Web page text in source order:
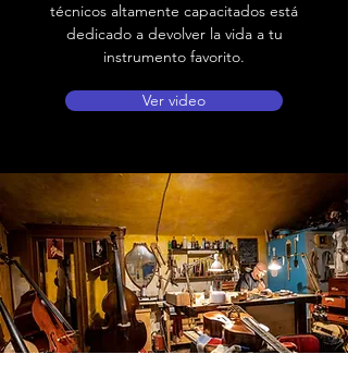
técnicos altamente capacitados está
dedicado a devolver la vida a tu
instrumento favorito.
Ver video